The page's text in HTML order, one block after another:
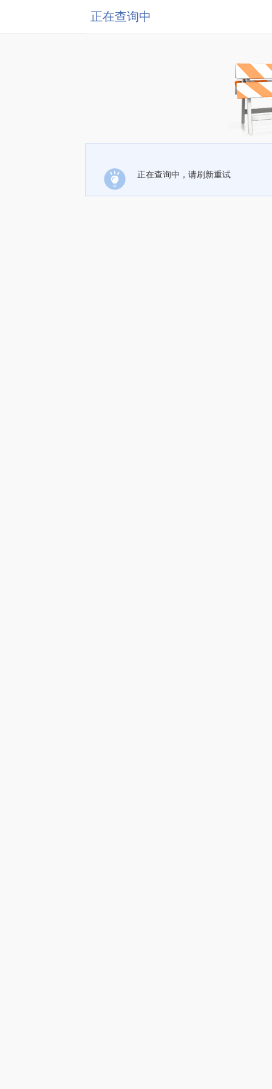
正在查询中
正在查询中，请刷新重试